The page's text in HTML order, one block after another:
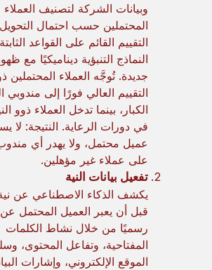
وبيانات الشركة لتصنيف العملاء
المحتملين حسب احتمال
التقييم القائم على القواعد
النماذج التنبؤية ديناميكيًا مع
جديدة. تُوجَّه العملاء المحتملين
التقييم العالي فورًا إلى مندوبي
الكبار، بينما تدخل العملاء ذوو
في دورات الرعاية. النتيجة: لا
عميل محتمل، ولا يهدر أي
على عملاء غير مؤهلين.
تفعيل بيانات النية
يكشف الذكاء الاصطناعي عن
قبل أن يعبر العميل المحتمل عن
رسميًا من خلال نشاط الكلمات
المفتاحية، وتفاعل المحتوى،
الموقع الإلكتروني، وإشارات